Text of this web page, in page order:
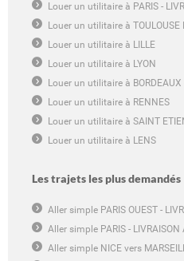
Louer un utilitaire à PARIS -
Louer un utilitaire à TOULOUSE
Louer un utilitaire à LILLE
Louer un utilitaire à LYON
Louer un utilitaire à BORDEAUX
Louer un utilitaire à RENNES
Louer un utilitaire à SAINT
Louer un utilitaire à LENS
Les trajets les plus demandés
Aller simple PARIS OUEST -
Aller simple PARIS - LIVRAISON
Aller simple NICE vers